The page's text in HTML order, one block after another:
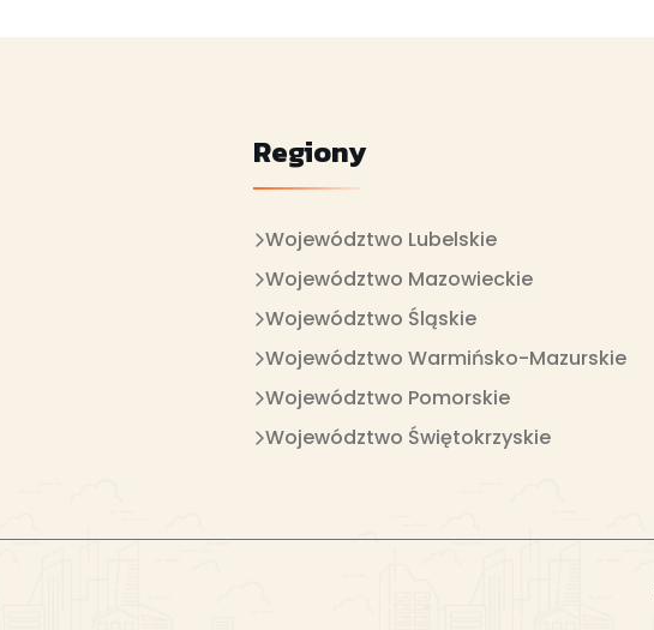
Regiony
Województwo Lubelskie
Województwo Mazowieckie
Województwo Śląskie
Województwo Warmińsko-Mazurskie
Województwo Pomorskie
Województwo Świętokrzyskie